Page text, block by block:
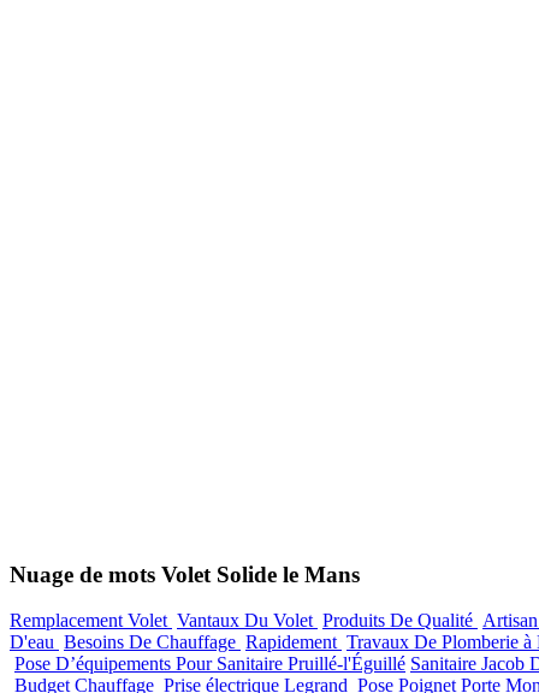
Nuage de mots Volet Solide le Mans
Remplacement Volet Vantaux Du Volet Produits De Qualité
D'eau Besoins De Chauffage Rapidement Travaux De Plomberie
Pose D’équipements Pour Sanitaire Pruillé-l'Éguillé Sanitaire Jacob
Budget Chauffage Prise électrique Legrand Pose Poignet Porte